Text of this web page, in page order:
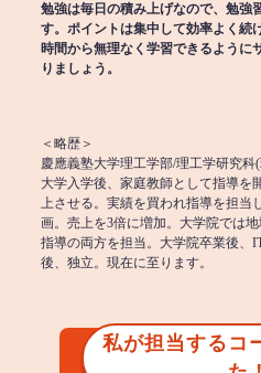
勉強は毎日の積み上げなので、勉強
す。ポイントは集中して効率よく続
時間から無理なく学習できるように
りましょう。
＜略歴＞
慶應義塾大学理工学部/理工学研究科
大学入学後、家庭教師として指導を
上させる。実績を買われ指導を担当
画。売上を3倍に増加。大学院では
指導の両方を担当。大学院卒業後、
後、独立。現在に至ります。
私が担当するコ